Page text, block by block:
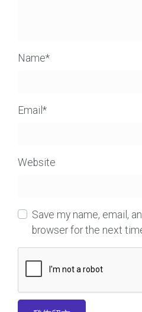
Name*
Email *
Website
Save my name, email,
browser for the next